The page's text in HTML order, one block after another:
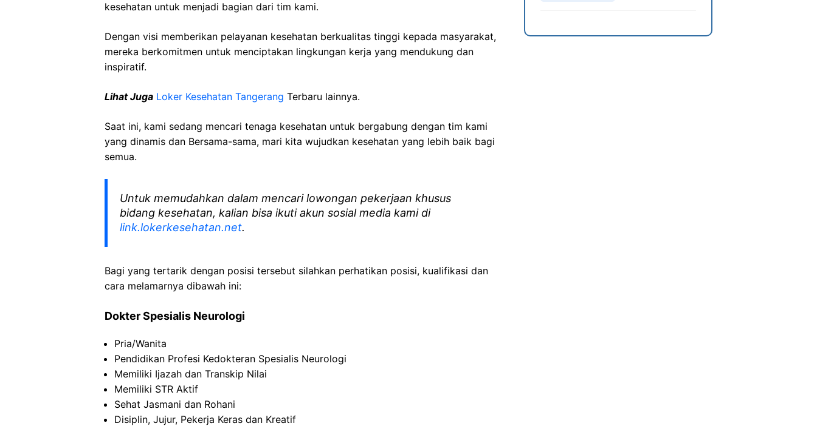
kesehatan untuk menjadi bagian dari tim kami.
Dengan visi memberikan pelayanan kesehatan berkualitas tinggi kepada masyarakat,
mereka berkomitmen untuk menciptakan lingkungan kerja yang mendukung dan
inspiratif.
Lihat Juga Loker Kesehatan Tangerang Terbaru lainnya.
Saat ini, kami sedang mencari tenaga kesehatan untuk bergabung dengan tim kami
yang dinamis dan Bersama-sama, mari kita wujudkan kesehatan yang lebih baik bagi
semua.
Untuk memudahkan dalam mencari lowongan pekerjaan khusus
bidang kesehatan, kalian bisa ikuti akun sosial media kami di
link.lokerkesehatan.net.
Bagi yang tertarik dengan posisi tersebut silahkan perhatikan posisi, kualifikasi dan
cara melamarnya dibawah ini:
Dokter Spesialis Neurologi
Pria/Wanita
Pendidikan Profesi Kedokteran Spesialis Neurologi
Memiliki Ijazah dan Transkip Nilai
Memiliki STR Aktif
Sehat Jasmani dan Rohani
Disiplin, Jujur, Pekerja Keras dan Kreatif